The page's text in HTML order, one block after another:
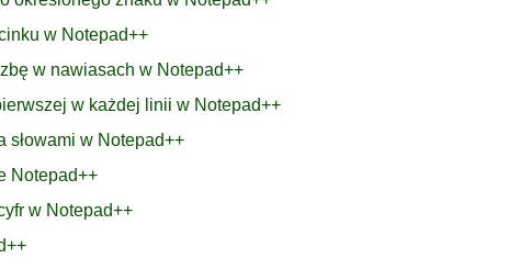
w Notepad++
w nawiasach w Notepad++
w każdej linii w Notepad++
słowami w Notepad++
Notepad++
w Notepad++